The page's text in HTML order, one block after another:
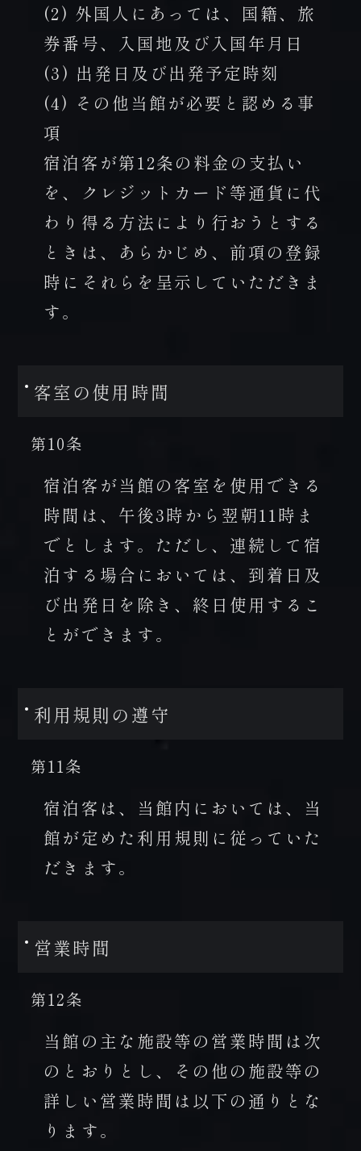
(2) 外国人にあっては、国籍、旅
券番号、入国地及び入国年月日
(3) 出発日及び出発予定時刻
(4) その他当館が必要と認める事
項
宿泊客が第12条の料金の支払い
を、クレジットカード等通貨に代
わり得る方法により行おうとする
ときは、あらかじめ、前項の登録
時にそれらを呈示していただきま
す。
客室の使用時間
第10条
宿泊客が当館の客室を使用できる
時間は、午後3時から翌朝11時ま
でとします。ただし、連続して宿
泊する場合においては、到着日及
び出発日を除き、終日使用するこ
とができます。
利用規則の遵守
第11条
宿泊客は、当館内においては、当
館が定めた利用規則に従っていた
だきます。
営業時間
第12条
当館の主な施設等の営業時間は次
のとおりとし、その他の施設等の
詳しい営業時間は以下の通りとな
ります。